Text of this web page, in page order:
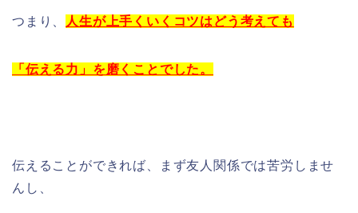
つまり、 人生が上手くいくコツはどう考えても
「伝える力」を磨くことでした。
伝えることができれば、まず友人関係では苦労しませ
んし、